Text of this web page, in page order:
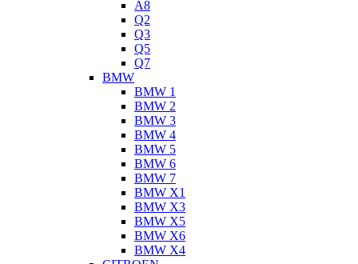
A8
Q2
Q3
Q5
Q7
BMW
BMW 1
BMW 2
BMW 3
BMW 4
BMW 5
BMW 6
BMW 7
BMW X1
BMW X3
BMW X5
BMW X6
BMW X4